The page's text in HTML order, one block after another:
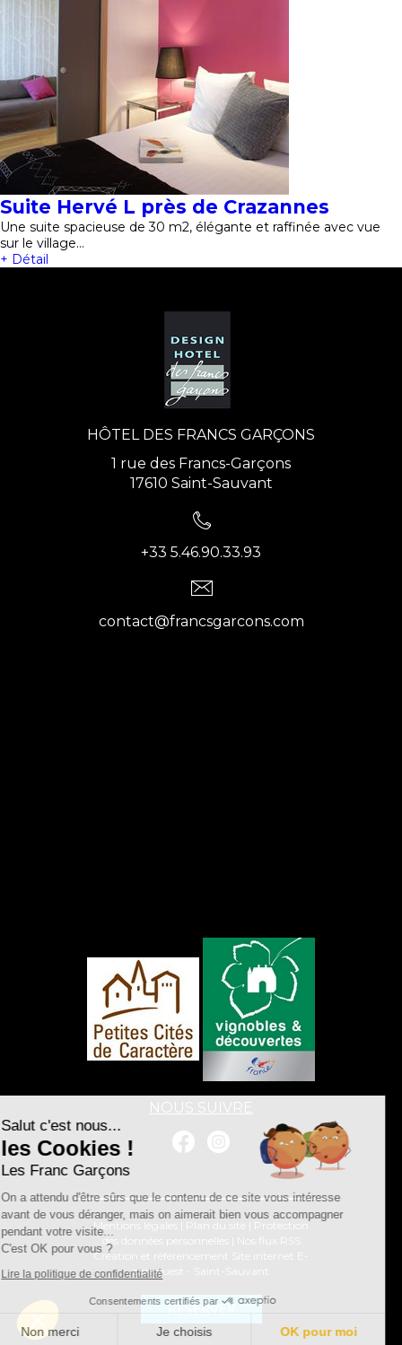
RÉSERVER
Suite Hervé L près de Crazannes
Une suite spacieuse de 30 m2, élégante et raffinée avec vue
sur le village…
+ Détail
HÔTEL DES FRANCS GARÇONS
1 rue des Francs-Garçons
17610 Saint-Sauvant
+33 5.46.90.33.93
contact@francsgarcons.com
NOUS SUIVRE
Mentions légales Plan du site
Protection
des données personnelles
Nos flux RSS
Création et référencement Site internet E-
comouest - Saint-Sauvant
Salut c'est nous...
les Cookies !
Les Franc Garçons
On a attendu d'être sûrs que le contenu de ce site vous intéresse
avant de vous déranger, mais on aimerait bien vous accompagner
pendant votre visite...
C'est OK pour vous ?
Lire la politique de confidentialité
Consentements certifiés par
Non merci Je choisis OK pour moi